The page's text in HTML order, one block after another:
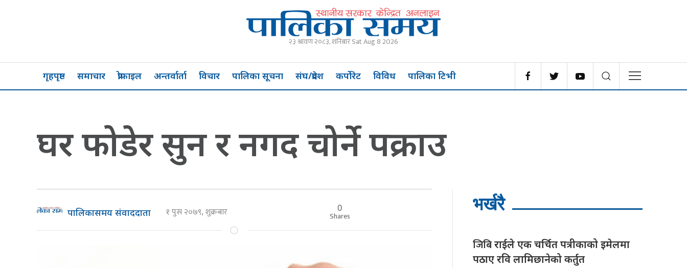
२३ श्रावण २०८३, शनिबार Sat Aug 8 2026
गृहपृष्ठ समाचार प्रोफाइल अन्तर्वार्ता विचार पालिका सूचना संघ/प्रदेश कर्पोरेट विविध पालिका टिभी
घर फोडेर सुन र नगद चोर्ने पक्राउ
पालिकासमय संवाददाता १ पुस २०७९, शुक्रबार 0
Shares
भर्खरै
जिबिराईले एक चर्चित पत्रीकाको इमेलमा
पठाए रवि लामिछानेको कर्तुत